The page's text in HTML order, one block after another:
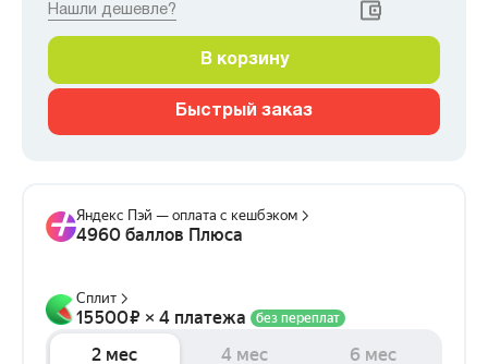
Нашли дешевле?
В корзину
Быстрый заказ